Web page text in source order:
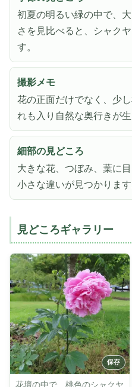
初夏の明るい緑の中で、
さを見比べると、シャク
す。
撮影メモ
花の正面だけでなく、少
れも入り自然な奥行きが生
細部の見どころ
大きな花、つぼみ、葉に
小さな違いが見つかります
見どころギャラリー
花壇の中で、桃色のシャクヤ